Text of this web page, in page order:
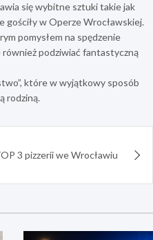
się wybitne sztuki takie jak
gościły w Operze Wrocławskiej.
pomysłem na spędzenie
również podziwiać fantastyczną
które w wyjątkowy sposób
rodziną.
3 pizzerii we Wrocławiu